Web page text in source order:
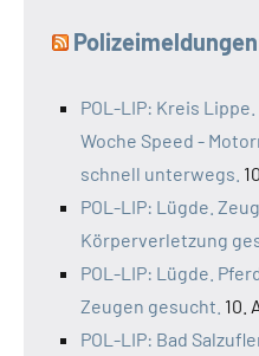
Polizeimeldungen
POL-LIP: Kreis
Woche Speed -
schnell unterwegs.
POL-LIP: Lügde.
Körperverletzung
POL-LIP: Lügde.
Zeugen gesucht. 10.
POL-LIP: Bad